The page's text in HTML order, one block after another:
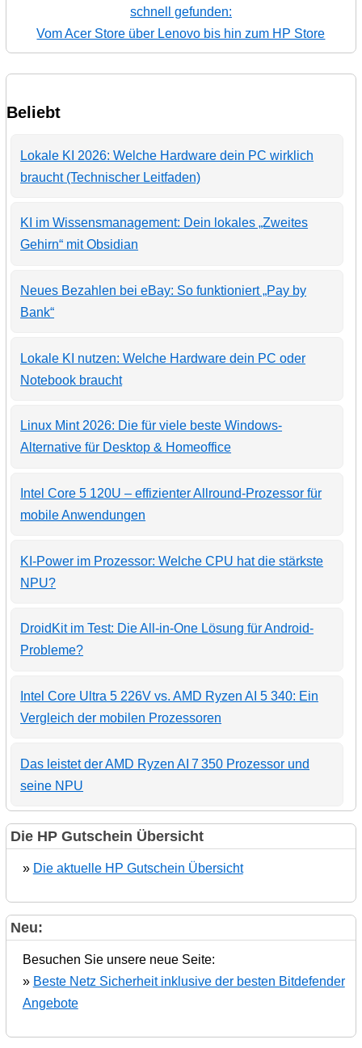
schnell gefunden:
Vom Acer Store über Lenovo bis hin zum HP Store
Beliebt
Lokale KI 2026: Welche Hardware dein PC wirklich
braucht (Technischer Leitfaden)
KI im Wissensmanagement: Dein lokales „Zweites
Gehirn“ mit Obsidian
Neues Bezahlen bei eBay: So funktioniert „Pay by
Bank“
Lokale KI nutzen: Welche Hardware dein PC oder
Notebook braucht
Linux Mint 2026: Die für viele beste Windows-
Alternative für Desktop & Homeoffice
Intel Core 5 120U – effizienter Allround-Prozessor für
mobile Anwendungen
KI-Power im Prozessor: Welche CPU hat die stärkste
NPU?
DroidKit im Test: Die All-in-One Lösung für Android-
Probleme?
Intel Core Ultra 5 226V vs. AMD Ryzen AI 5 340: Ein
Vergleich der mobilen Prozessoren
Das leistet der AMD Ryzen AI 7 350 Prozessor und
seine NPU
Die HP Gutschein Übersicht
» Die aktuelle HP Gutschein Übersicht
Neu:
Besuchen Sie unsere neue Seite:
» Beste Netz Sicherheit inklusive der besten Bitdefender
Angebote